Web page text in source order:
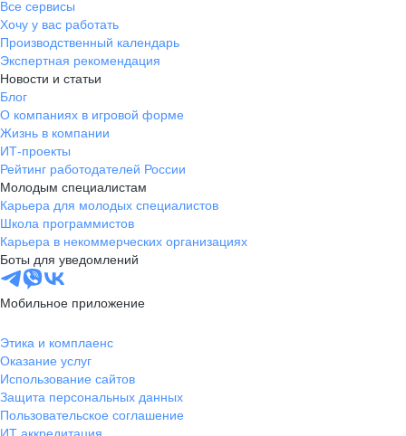
Все сервисы
Хочу у вас работать
Производственный календарь
Экспертная рекомендация
Новости и статьи
Блог
О компаниях в игровой форме
Жизнь в компании
ИТ-проекты
Рейтинг работодателей России
Молодым специалистам
Карьера для молодых специалистов
Школа программистов
Карьера в некоммерческих организациях
Боты для уведомлений
Мобильное приложение
Этика и комплаенс
Оказание услуг
Использование сайтов
Защита персональных данных
Пользовательское соглашение